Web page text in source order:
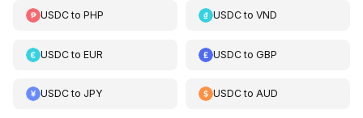
USDCto PHP USDCtoVND
USDCto EUR USDCtoGBP
USDCto JPY USDCtoAUD